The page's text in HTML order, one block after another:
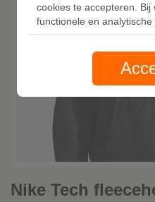
Nike Tech
cookies te accepteren.
functionele en analytische